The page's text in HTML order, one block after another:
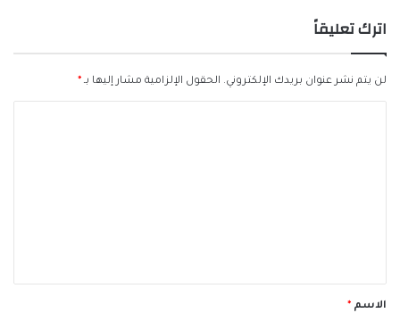
اترك تعليقاً
لن يتم نشر عنوان بريدك الإلكتروني. الحقول الإلزامية مشار إليها بـ *
*الاسم *